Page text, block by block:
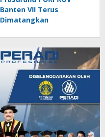
Banten VII Terus
Dimatangkan